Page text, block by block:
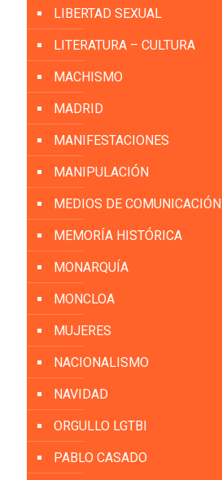
LIBERTAD SEXUAL
LITERATURA – CULTURA
MACHISMO
MADRID
MANIFESTACIONES
MANIPULACIÓN
MEDIOS DE COMUNICACIÓN
MEMORÍA HISTÓRICA
MONARQUÍA
MONCLOA
MUJERES
NACIONALISMO
NAVIDAD
ORGULLO LGTBI
PABLO CASADO